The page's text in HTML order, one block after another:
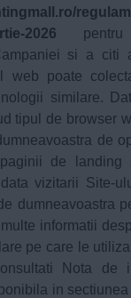
2026
si a citi
web poate
similare.
tipul de browser
de
de landing
vizitarii Site-
dumneavoastra
informatii
pe care le
Nota de
in